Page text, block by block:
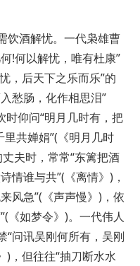
饮酒解忧。一代枭雄曹
!何以解忧，唯有杜康”
，后天下之乐而乐”的
愁肠，化作相思泪”
时仰问“明月几时有，把
里共婵娟”(《明月几时
夫时，常常“东篱把酒
情谁与共”(《离情》)，
风急”(《声声慢》)，依
《如梦令》)。一代伟人
“问讯吴刚何所有，吴刚
)，但往往“抽刀断水水